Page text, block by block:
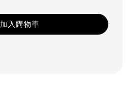
加入購物車